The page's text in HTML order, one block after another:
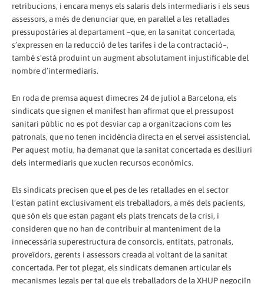
retribucions, i encara menys els salaris dels intermediaris i els seus
assessors, a més de denunciar que, en paral·lel a les retallades
pressupostàries al departament –que, en la sanitat concertada,
s’expressen en la reducció de les tarifes i de la contractació–,
també s’està produint un augment absolutament injustificable del
nombre d’intermediaris.
En roda de premsa aquest dimecres 24 de juliol a Barcelona, els
sindicats que signen el manifest han afirmat que el pressupost
sanitari públic no es pot desviar cap a organitzacions com les
patronals, que no tenen incidència directa en el servei assistencial.
Per aquest motiu, ha demanat que la sanitat concertada es deslliuri
dels intermediaris que xuclen recursos econòmics.
Els sindicats precisen que el pes de les retallades en el sector
l’estan patint exclusivament els treballadors, a més dels pacients,
que són els que estan pagant els plats trencats de la crisi, i
consideren que no han de contribuir al manteniment de la
innecessària superestructura de consorcis, entitats, patronals,
proveïdors, gerents i assessors creada al voltant de la sanitat
concertada. Per tot plegat, els sindicats demanen articular els
mecanismes legals per tal que els treballadors de la XHUP negociïn